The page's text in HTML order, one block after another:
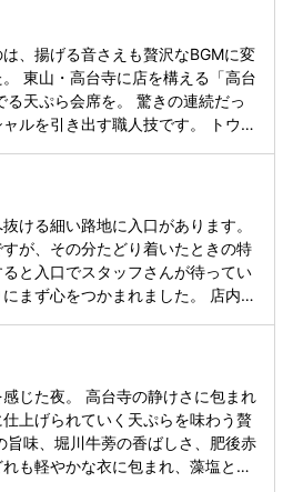
、揚げる音さえも贅沢なBGMに変
台
席を。 驚きの連続だっ
を引き出す職人技です。 トウモ
真鯛の大葉巻き。 さらに、自家製
かける菜の花など、一品ごとに驚
。芳醇な香りが紅はるかの甘みを
逸品でした。 また、コース
、「ウニの磯辺揚げ」は、鼻を抜
の余韻が凄まじく、殆どのお客さ
夜に相応しい、記憶に深く刻まれ
ける細い路地に入口があります。
が、その分たどり着いたときの特
と入口でスタッフさんが待ってい
ず心をつかまれました。 店内は
ですが、単に新しくしたという印
や古民家らしい温もりをしっかり
ています。梁や質感からは歴史を
練されていてとても清潔。古き良
調和しています。カウンターには
気さくに声をかけてくださり、お
しい時間を過ごせました。肩肘張
じた夜。 高台寺の静けさに包まれ
上げられていく天ぷらを味わう贅
旨味、堀川牛蒡の香ばしさ、肥後赤
も軽やかな衣に包まれ、藻塩と太